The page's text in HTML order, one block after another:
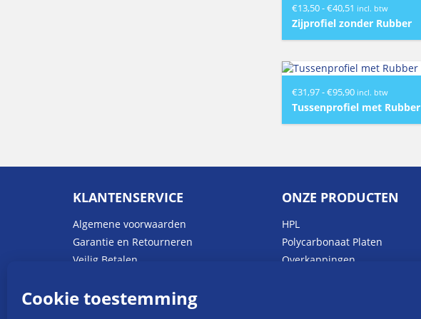
€13,50-€40,51 Prijsklasse:
€13,50
incl. btw
Zijprofiel zonder Rubber
€31,97-€95,90Prijsklasse:
€31,97
incl. btw
Tussenprofiel met Rubber
KLANTENSERVICE
Algemene voorwaarden
Garantie en Retourneren
Veilig Betalen
Privacyvoorwaarden
ONZE PRODUCTEN
HPL
Polycarbonaat Platen
Overkappingen